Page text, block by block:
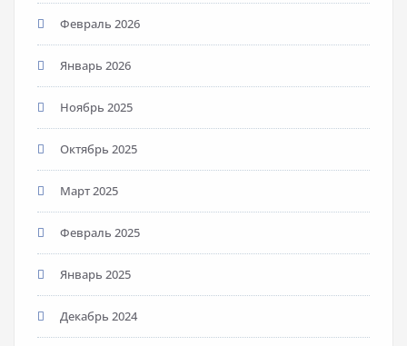
Февраль 2026
Январь 2026
Ноябрь 2025
Октябрь 2025
Март 2025
Февраль 2025
Январь 2025
Декабрь 2024